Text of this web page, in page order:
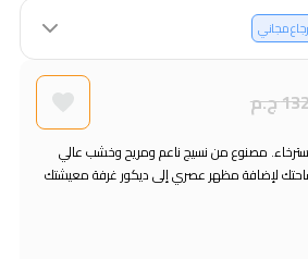
مجاني
ج.م
مصنوع من نسيج ناعم ومريح وخشب عالي
لإضافة مظهر عصري إلى ديكور غرفة معيشتك